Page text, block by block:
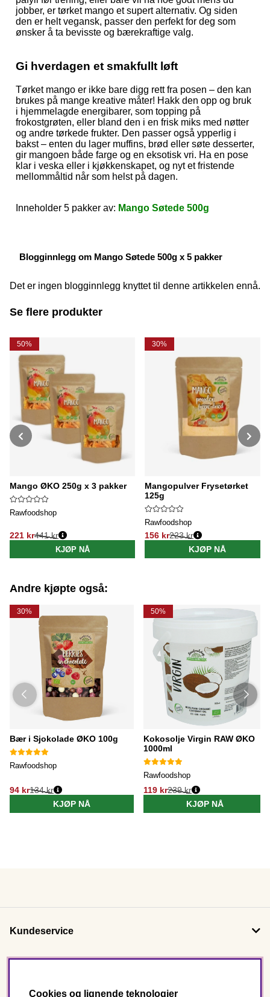
jobber, er tørket mango et supert alternativ. Og siden
den er helt vegansk, passer den perfekt for deg som
ønsker å ta bevisste og bærekraftige valg.
Gi hverdagen et smakfullt løft
Tørket mango er ikke bare digg rett fra posen – den kan
brukes på mange kreative måter! Hakk den opp og bruk
i hjemmelagde energibarer, som topping på
frokostgrøten, eller bland den i en frisk miks med nøtter
og andre tørkede frukter. Den passer også ypperlig i
bakst – enten du lager muffins, brød eller søte desserter,
gir mangoen både farge og en eksotisk vri. Ha en pose
klar i veska eller i kjøkkenskapet, og nyt et fristende
mellommåltid når som helst på dagen.
Inneholder 5 pakker av: Mango Søtede 500g
Blogginnlegg om Mango Søtede 500g x 5 pakker
Det er ingen blogginnlegg knyttet til denne artikkelen ennå.
Se flere produkter
50%
Mango ØKO 250g x 3 pakker
Rawfoodshop
221 kr
Vanlig pris:
441 kr
KJØP NÅ
30%
Mangopulver Frysetørket
125g
Rawfoodshop
156 kr
Vanlig pris:
223 kr
KJØP NÅ
Andre kjøpte også:
30%
Bær i Sjokolade ØKO 100g
Rawfoodshop
94 kr134 kr
KJØP NÅ
50%
Kokosolje Virgin RAW ØKO
1000ml
Rawfoodshop
119 kr239 kr
KJØP NÅ
Kundeservice
Cookies og lignende teknologier